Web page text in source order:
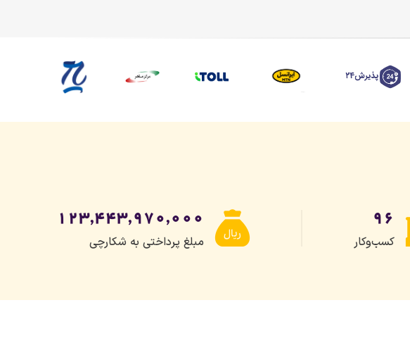
۹۶
کسب‌وکار
۱۲۳,۴۴۳,۹۷۰,۰۰۰
مبلغ پرداختی به شکارچی